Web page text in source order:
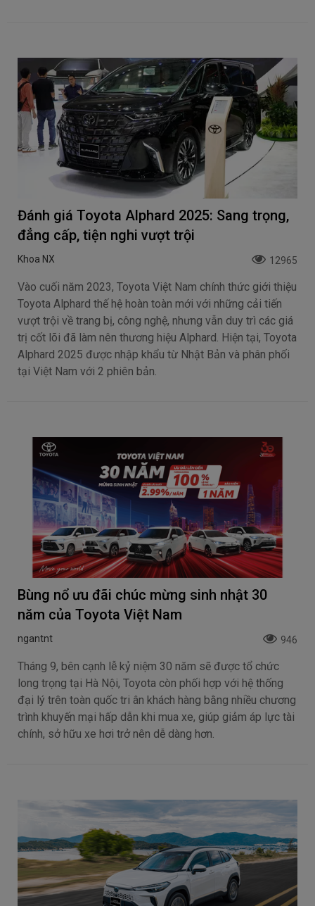
Đánh giá Toyota Alphard 2025: Sang trọng,
đẳng cấp, tiện nghi vượt trội
Khoa NX 12965
Vào cuối năm 2023, Toyota Việt Nam chính thức giới thiệu
Toyota Alphard thế hệ hoàn toàn mới với những cải tiến
vượt trội về trang bị, công nghệ, nhưng vẫn duy trì các giá
trị cốt lõi đã làm nên thương hiệu Alphard. Hiện tại, Toyota
Alphard 2025 được nhập khẩu từ Nhật Bản và phân phối
tại Việt Nam với 2 phiên bản.
Bùng nổ ưu đãi chúc mừng sinh nhật 30
năm của Toyota Việt Nam
ngantnt 946
Tháng 9, bên cạnh lễ kỷ niệm 30 năm sẽ được tổ chức
long trọng tại Hà Nội, Toyota còn phối hợp với hệ thống
đại lý trên toàn quốc tri ân khách hàng bằng nhiều chương
trình khuyến mại hấp dẫn khi mua xe, giúp giảm áp lực tài
chính, sở hữu xe hơi trở nên dễ dàng hơn.